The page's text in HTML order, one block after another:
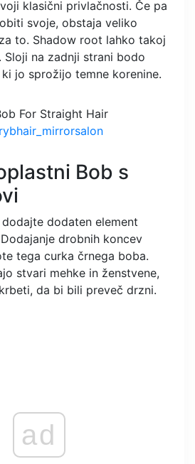
klasični privlačnosti. Če pa
svoje, obstaja veliko
to. Shadow root lahko takoj
Sloji na zadnji strani bodo
jo sprožijo temne korenine.
Bob s
dodaten element
drobnih koncev
tega curka črnega boba.
stvari mehke in ženstvene,
da bi bili preveč drzni.
ad